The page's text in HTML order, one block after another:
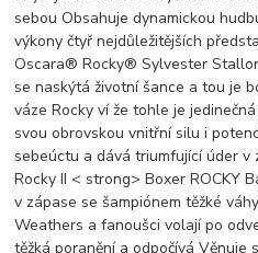
sebou Obsahuje dynamickou
výkony čtyř nejdůležitějších
Oscara® Rocky® Sylvester
se naskýtá životní šance a tou je
váze Rocky ví že tohle je
svou obrovskou vnitřní silu i
sebeúctu a dává triumfující úder v
Rocky II < strong> Boxer ROCKY
v zápase se šampiónem těžké
Weathers a fanoušci volají po
těžká poranění a odpočívá Věnuje